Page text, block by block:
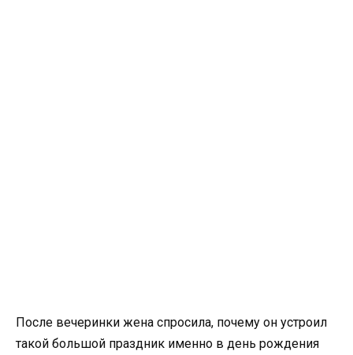
После вечеринки жена спросила, почему он устроил
такой большой праздник именно в день рождения